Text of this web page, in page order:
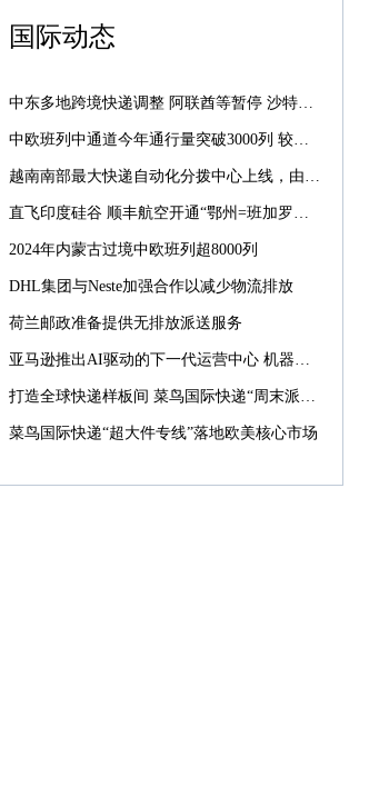
国际动态
中东多地跨境快递调整 阿联酋等暂停 沙特仍正常配送
中欧班列中通道今年通行量突破3000列 较去年提前39天
越南南部最大快递自动化分拨中心上线，由菜鸟承建
直飞印度硅谷 顺丰航空开通“鄂州=班加罗尔”国际货运航线
2024年内蒙古过境中欧班列超8000列
DHL集团与Neste加强合作以减少物流排放
荷兰邮政准备提供无排放派送服务
亚马逊推出AI驱动的下一代运营中心 机器人数量激增10倍
打造全球快递样板间 菜鸟国际快递“周末派”“同城配”引入西班牙
菜鸟国际快递“超大件专线”落地欧美核心市场